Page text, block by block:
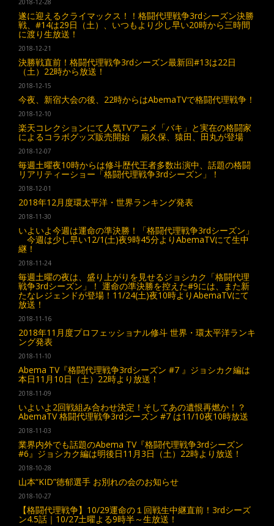
2018-12-28
遂に迎えるクライマックス！！格闘代理戦争3rdシーズン決勝
戦、#14は29日（土）、いつもより少し早い20時から三時間
に渡り生放送！
2018-12-21
決勝戦直前！格闘代理戦争3rdシーズン最新回#13は22日
（土）22時から放送！
2018-12-15
今夜、新宿大会の後、22時からはAbemaTVで格闘代理戦争！
2018-12-10
楽天コレクションにて人気TVアニメ「バキ」と実在の格闘家
によるコラボグッズ販売開始 扇久保、猿田、田丸が登場
2018-12-07
毎週土曜夜10時からは修斗歴代王者多数出演中、話題の格闘
リアリティーショー「格闘代理戦争3rdシーズン」！
2018-12-01
2018年12月度環太平洋・世界ランキング発表
2018-11-30
いよいよ今週は運命の準決勝！「格闘代理戦争3rdシーズン」
今週は少し早い12/1(土)夜9時45分よりAbemaTVにて生中
継！
2018-11-24
毎週土曜の夜は、盛り上がりを見せるジョシカク「格闘代理
戦争3rdシーズン」！ 運命の準決勝を控えた#9には、また新
たなレジェンドが登場！11/24(土)夜10時よりAbemaTVにて
放送！
2018-11-16
2018年11月度プロフェッショナル修斗 世界・環太平洋ランキ
ング発表
2018-11-10
Abema TV『格闘代理戦争3rdシーズン #7 』ジョシカク編は
本日11月10日（土）22時より放送！
2018-11-09
いよいよ2回戦組み合わせ決定！そしてあの遺恨再燃か！？
AbemaTV 格闘代理戦争3rdシーズン #7 は11/10夜10時放送
2018-11-03
業界内外でも話題のAbema TV『格闘代理戦争3rdシーズン
#6』ジョシカク編は明後日11月3日（土）22時より放送！
2018-10-28
山本“KID”徳郁選手 お別れの会のお知らせ
2018-10-27
【格闘代理戦争】10/29運命の１回戦生中継直前！3rdシーズ
ン4.5話｜10/27土曜よる9時半～生放送！